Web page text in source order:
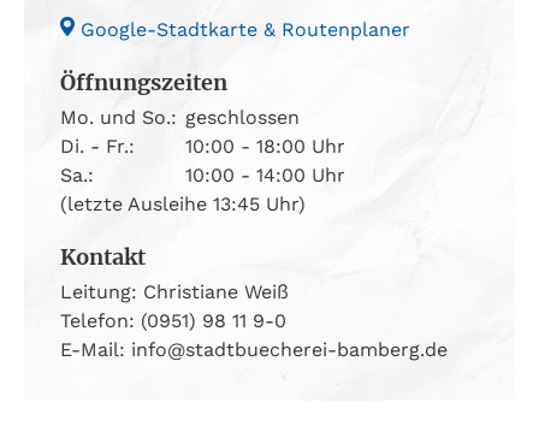
Google-Stadtkarte & Routenplaner
Öffnungszeiten
Mo. und So.: geschlossen
Di. - Fr.:
10:00 - 18:00 Uhr
Sa.:
10:00 - 14:00 Uhr
(letzte Ausleihe 13:45 Uhr)
Kontakt
Leitung: Christiane Weiß
Telefon: (0951) 98 11 9-0
E-Mail: info@stadtbuecherei-bamberg.de